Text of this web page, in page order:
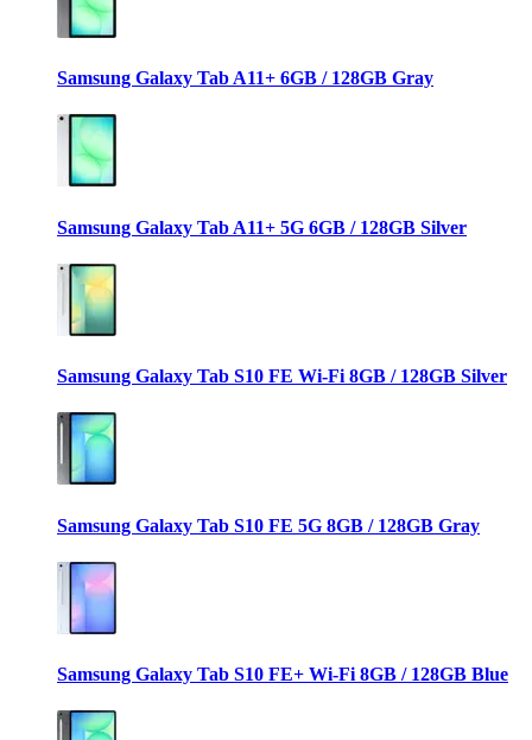
Samsung Galaxy Tab A11+ 6GB / 128GB Gray
Samsung Galaxy Tab A11+ 5G 6GB / 128GB Silver
Samsung Galaxy Tab S10 FE Wi-Fi 8GB / 128GB Silver
Samsung Galaxy Tab S10 FE 5G 8GB / 128GB Gray
Samsung Galaxy Tab S10 FE+ Wi-Fi 8GB / 128GB Blue